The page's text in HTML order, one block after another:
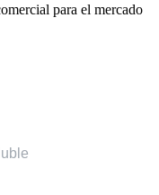
para el mercado